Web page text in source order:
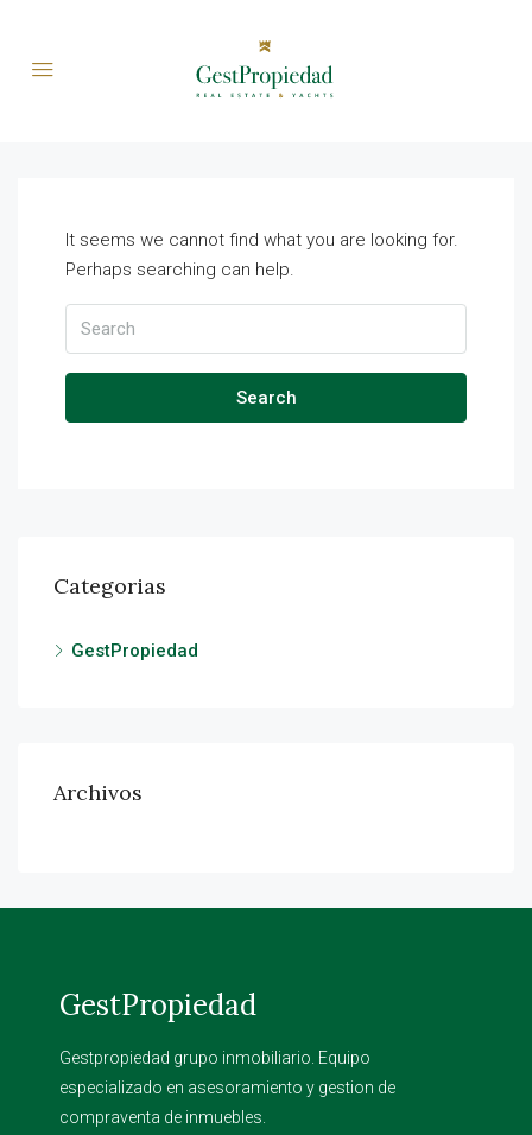
It seems we cannot find what you are looking for.
Perhaps searching can help.
Search
Categorias
GestPropiedad
Archivos
GestPropiedad
Gestpropiedad grupo inmobiliario. Equipo
especializado en asesoramiento y gestion de
compraventa de inmuebles.